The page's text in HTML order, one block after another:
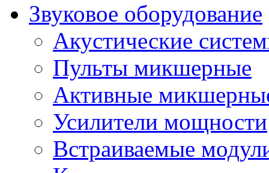
Звуковое оборудование
Акустические
Пульты микшерные
Активные
Усилители мощности
Встраиваемые